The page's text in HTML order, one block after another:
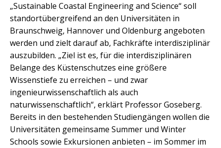
„Sustainable Coastal Engineering and Science“ soll
standortübergreifend an den Universitäten in
Braunschweig, Hannover und Oldenburg angeboten
werden und zielt darauf ab, Fachkräfte interdisziplinär
auszubilden. „Ziel ist es, für die interdisziplinären
Belange des Küstenschutzes eine größere
Wissenstiefe zu erreichen – und zwar
ingenieurwissenschaftlich als auch
naturwissenschaftlich“, erklärt Professor Goseberg.
Bereits in den bestehenden Studiengängen wollen die
Universitäten gemeinsame Summer und Winter
Schools sowie Exkursionen anbieten – im Sommer im